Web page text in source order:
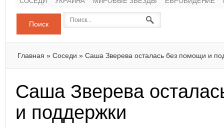
Поиск
Главная » Соседи » Саша Зверева осталась без помощи и
Саша Зверева
и поддержки